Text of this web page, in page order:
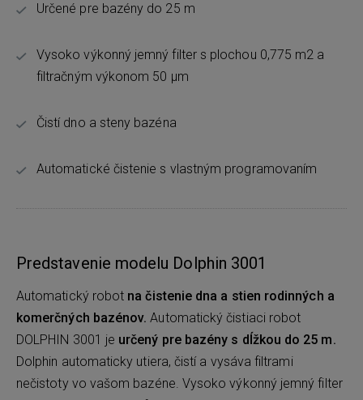
Určené pre bazény do 25 m
Vysoko výkonný jemný filter s plochou 0,775 m2 a
filtračným výkonom 50 μm
Čistí dno a steny bazéna
Automatické čistenie s vlastným programovaním
Predstavenie modelu Dolphin 3001
Automatický robot na čistenie dna a stien rodinných a
komerčných bazénov. Automatický čistiaci robot
DOLPHIN 3001 je určený pre bazény s dĺžkou do 25 m.
Dolphin automaticky utiera, čistí a vysáva filtrami
nečistoty vo vašom bazéne. Vysoko výkonný jemný filter